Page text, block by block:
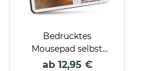
Bedrucktes
Mousepad selbst
gestalten mit
ab 12,95 €